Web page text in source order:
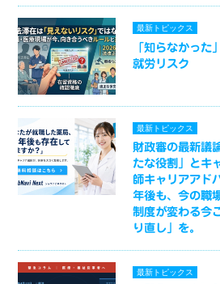
最新トピックス
「知らなかった
就労リスク
最新トピックス
財政審の最新議
たな役割」とキ
師キャリアアド
年後も、今の職
制度が変わる今
り直し」を。
最新トピックス